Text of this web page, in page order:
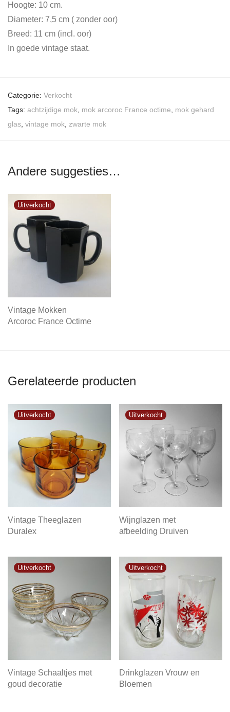
Hoogte: 10 cm.
Diameter: 7,5 cm ( zonder oor)
Breed: 11 cm (incl. oor)
In goede vintage staat.
Categorie: Verkocht
Tags: achtzijdige mok mok arcoroc France octime
mok gehard
glas vintage mok zwarte mok
Andere suggesties…
Vintage Mokken
Arcoroc France Octime
Gerelateerde producten
Vintage Theeglazen
Duralex
Wijnglazen met
afbeelding Druiven
Vintage Schaaltjes met
goud decoratie
Drinkglazen Vrouw en
Bloemen